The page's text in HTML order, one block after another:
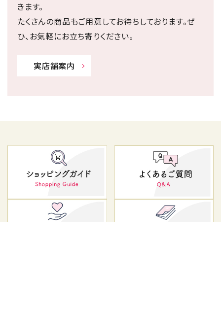
きます。
たくさんの商品もご用意してお待ちしております。ぜ
ひ、お気軽にお立ち寄りください。
実店舗案内